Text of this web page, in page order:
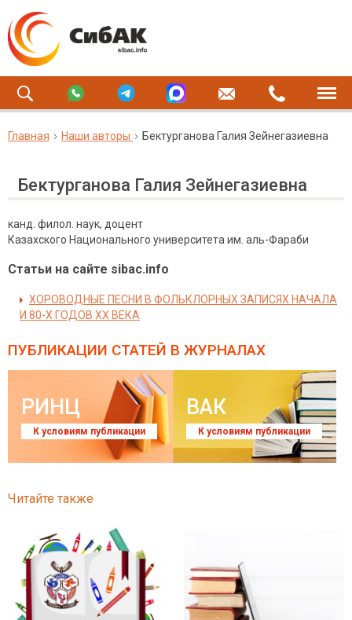
Главная Наши авторы Бектурганова Галия Зейнегазиевна
Бектурганова Галия Зейнегазиевна
канд. филол. наук, доцент
Казахского Национального университета им. аль-Фараби
Статьи на сайте sibac.info
ХОРОВОДНЫЕ ПЕСНИ В ФОЛЬКЛОРНЫХ ЗАПИСЯХ НАЧАЛА
И 80-Х ГОДОВ XX ВЕКА
ПУБЛИКАЦИИ СТАТЕЙ В ЖУРНАЛАХ
РИНЦ
К условиям публикации
ВАК
К условиям публикации
Читайте также